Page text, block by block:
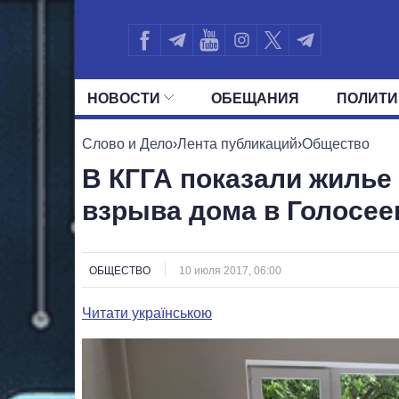
НОВОСТИ ОБЕЩАНИЯ
ВСЕ ПОЛИТИКИ ПРЕЗИДЕНТ И
Слово и Дело›Лента публикаций›Общество
В КГГА показали
взрыва дома в
ОБЩЕСТВО 10 июля 2017, 06:00
Читати українською